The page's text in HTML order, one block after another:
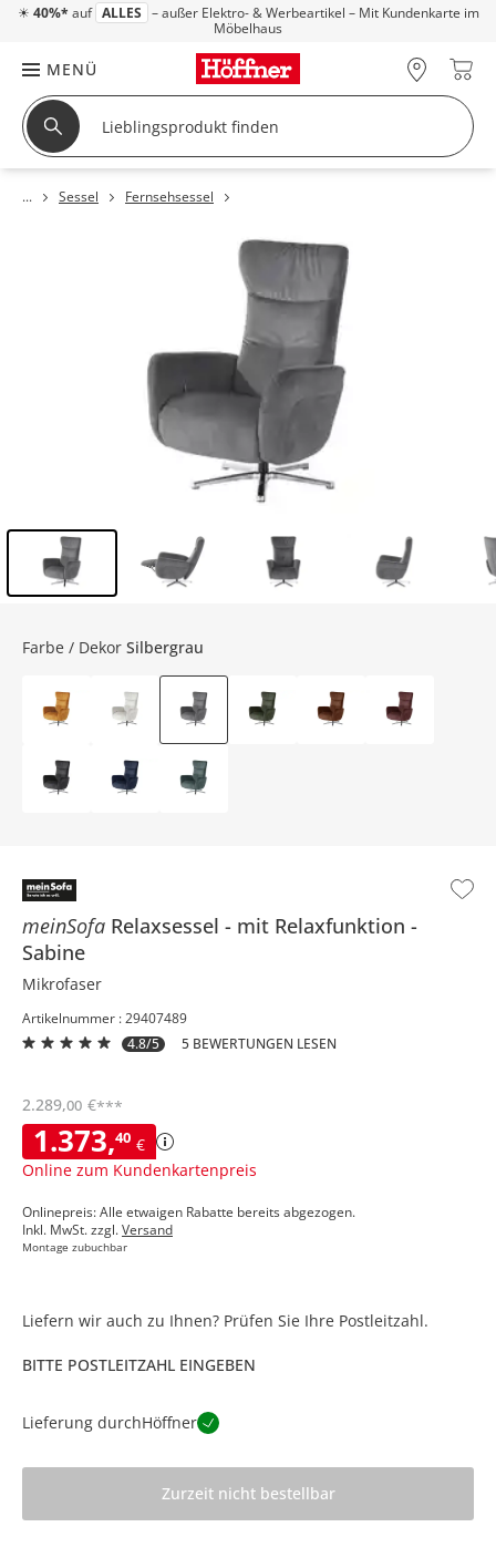
☀ 40%* auf ALLES – außer Elektro- & Werbeartikel – Mit Kundenkarte im
Möbelhaus
MENÜ
Sessel Fernsehsessel
meinSofa Relaxsessel
mit Relaxfunktion
Sabine
Mikrofaser
Artikelnummer : 29407489
4.8/5
5 BEWERTUNGEN LESEN
1.373,40 €
Online zum Kundenkartenpreis
2.289,00 €***
Onlinepreis: Alle etwaigen Rabatte bereits abgezogen.
Inkl. MwSt. zzgl.Versand
Montage zubuchbar
Farbe / Dekor Silbergrau
Liefern wir auch zu Ihnen? Prüfen Sie Ihre Postleitzahl.
BITTE POSTLEITZAHL EINGEBEN
Lieferung durchHöffner
Zurzeit nicht bestellbar